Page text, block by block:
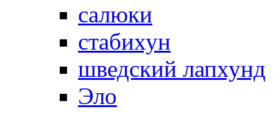
салюки
стабихун
шведский лапхунд
Эло